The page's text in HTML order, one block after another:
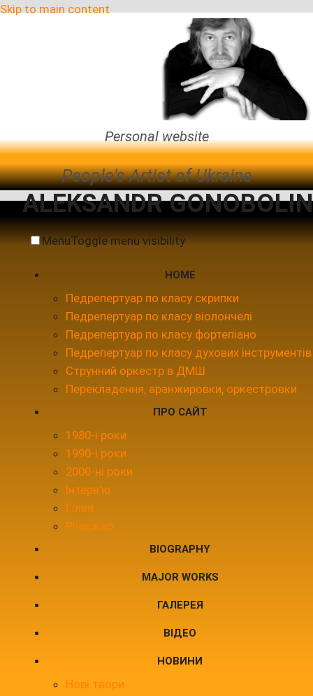
Skip to main content
Personal website
People's Artist of Ukraine
ALEKSANDR GONOBOLIN
MenuToggle menu visibility
HOME
Педрепертуар по класу скрипки
Педрепертуар по класу віолончелі
Педрепертуар по класу фортепіано
Педрепертуар по класу духових інструментів
Струнний оркестр в ДМШ
Перекладення, аранжировки, оркестровки
ПРО САЙТ
1980-і роки
1990-і роки
2000-ні роки
Інтерв'ю
Гілея
Річеркар
BIOGRAPHY
MAJOR WORKS
ГАЛЕРЕЯ
ВІДЕО
НОВИНИ
Нові твори